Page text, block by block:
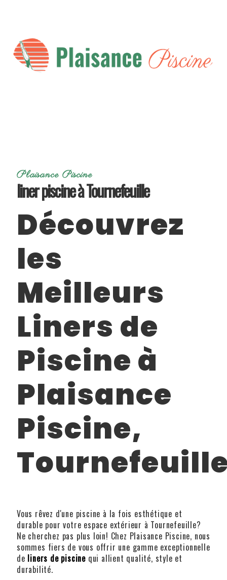
Plaisance Piscine
liner piscine à Tournefeuille
Découvrez
les
Meilleurs
Liners de
Piscine à
Plaisance
Piscine,
Vous rêvez d'une piscine à la fois esthétique et
durable pour votre espace extérieur à Tournefeuille?
Ne cherchez pas plus loin! Chez Plaisance Piscine, nous
sommes fiers de vous offrir une gamme exceptionnelle
de liners de piscine qui allient qualité, style et
durabilité.